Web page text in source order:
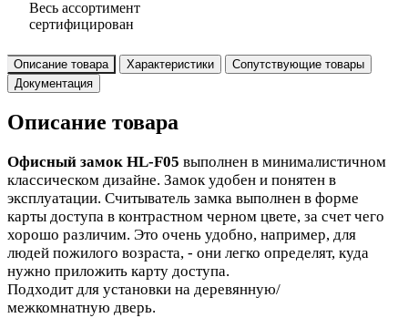
Весь ассортимент
сертифицирован
Описание товара Характеристики
Сопутствующие товары
Документация
Описание товара
Офисный замок HL-F05 выполнен в минималистичном
классическом дизайне. Замок удобен и понятен в
эксплуатации. Считыватель замка выполнен в форме
карты доступа в контрастном черном цвете, за счет чего
хорошо различим. Это очень удобно, например, для
людей пожилого возраста, - они легко определят, куда
нужно приложить карту доступа.
Подходит для установки на деревянную/
межкомнатную дверь.